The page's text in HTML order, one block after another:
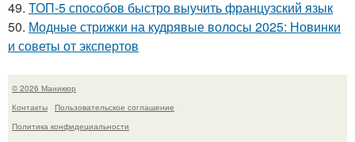
49. ТОП-5 способов быстро выучить французский язык
50. Модные стрижки на кудрявые волосы 2025: Новинки
и советы от экспертов
© 2026 Маникюр
Контакты
Пользовательское соглашение
Политика конфидециальности